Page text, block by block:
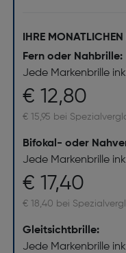
IHRE
Fern oder Nahbrille:
Jede Markenbrille
€ 12,80
€ 15,95 bei
Bifokal- oder
Jede Markenbrille
€ 17,40
€ 18,40 bei
Gleitsichtbrille:
Jede Markenbrille